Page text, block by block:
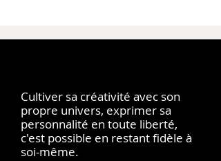
Cultiver sa créativité avec son
propre univers, exprimer sa
personnalité en toute liberté,
c'est possible en restant fidèle à
soi-même.